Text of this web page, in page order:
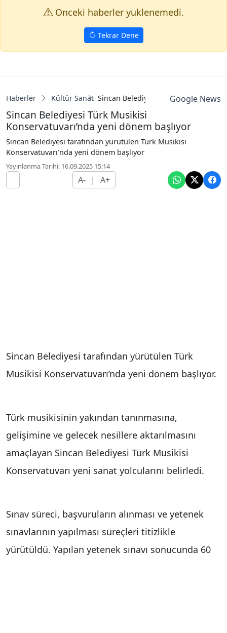
Onceki haberler yuklenemedi.
Tekrar Dene
Haberler Kültür Sanat Sincan Belediyesi Türk Musikisi
Google News
Sincan Belediyesi Türk Musikisi
Konservatuvarı’nda yeni dönem başlıyor
Sincan Belediyesi tarafından yürütülen Türk Musikisi
Konservatuvarı’nda yeni dönem başlıyor
Yayınlanma Tarihi: 16.09.2025 15:14
A- | A+
Sincan Belediyesi tarafından yürütülen Türk
Musikisi Konservatuvarı’nda yeni dönem başlıyor.
Türk musikisinin yakından tanınmasına,
gelişimine ve gelecek nesillere aktarılmasını
amaçlayan Sincan Belediyesi Türk Musikisi
Konservatuvarı yeni sanat yolcularını belirledi.
Sınav süreci, başvuruların alınması ve yetenek
sınavlarının yapılması süreçleri titizlikle
yürütüldü. Yapılan yetenek sınavı sonucunda 60